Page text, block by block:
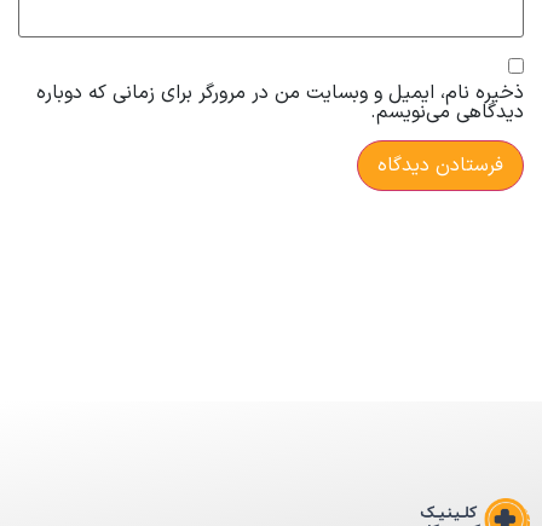
ذخیره نام، ایمیل و وبسایت من در مرورگر برای زمانی که دوباره
دیدگاهی می‌نویسم.